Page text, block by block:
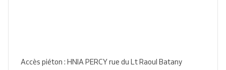
Accès piéton : HNIA PERCY rue du Lt Raoul Batany